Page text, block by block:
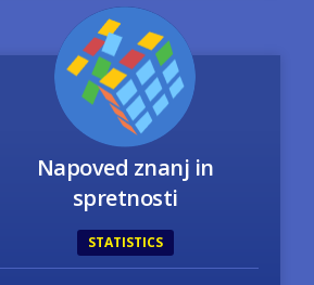
Image
Napoved znanj in
spretnosti
STATISTICS